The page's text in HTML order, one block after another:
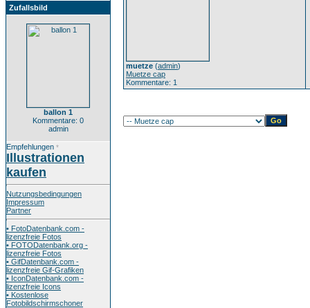
Zufallsbild
ballon 1
Kommentare: 0
admin
Empfehlungen *
Illustrationen
kaufen
Nutzungsbedingungen
Impressum
Partner
• FotoDatenbank.com -
lizenzfreie Fotos
• FOTODatenbank.org -
lizenzfreie Fotos
• GifDatenbank.com -
lizenzfreie Gif-Grafiken
• IconDatenbank.com -
lizenzfreie Icons
• Kostenlose
Fotobildschirmschoner
muetze (admin)
Muetze cap
Kommentare: 1